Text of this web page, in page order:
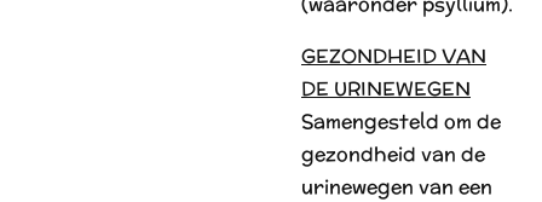
GEZONDHEID VAN
DE URINEWEGEN
Samengesteld om de
gezondheid van de
urinewegen van een